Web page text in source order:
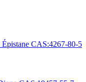
Épistane CAS:4267-80-5